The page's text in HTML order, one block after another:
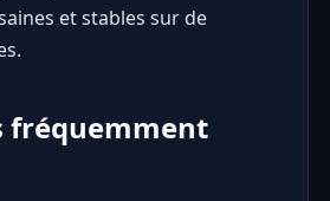
et stables sur de
fréquemment